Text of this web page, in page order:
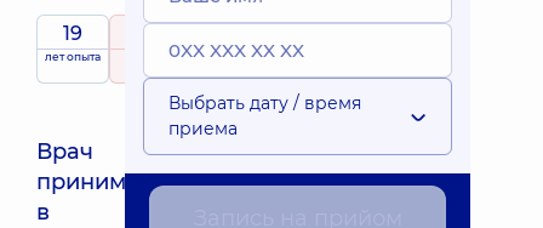
19
лет опыта рейтингна основе
Эксперт
Врач
принимает
в
Ближайшее время приема: Сьогодні о 09:00
Выбрать дату / время
приема